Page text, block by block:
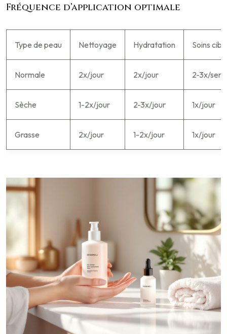
Fréquence d’application optimale
Type de peau Nettoyage Hydratation Soins
Normale 2x/jour 2x/jour 2-3x/
Sèche 1-2x/jour 2-3x/jour 1x/jour
Grasse 2x/jour 1-2x/jour 1x/jour